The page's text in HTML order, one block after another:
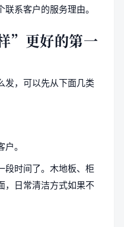
系客户的服务理由。
”更好的第一
发，可以先从下面几类
。
段时间了。木地板、柜
，日常清洁方式如果不